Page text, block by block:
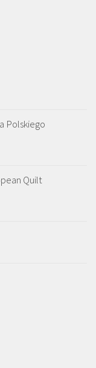
Polskiego
Quilt